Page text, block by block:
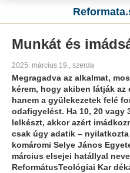
Munkát és
2025. március 19., szerda
Megragadva az alkalmat,
kérem, hogy akiben látják
hanem a gyülekezetek felé
odafigyelést. Ha 10, 20 vagy
lelkészt, akkor azért
csak úgy adatik –
komáromi Selye János
március elsejei hatállyal
ReformátusTeológiai Kar